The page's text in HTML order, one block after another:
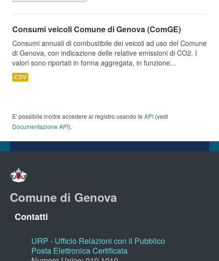
Consumi veicoli Comune di Genova (ComGE)
Consumi annuali di combustibile dei veicoli ad uso del Comune
di Genova, con indicazione delle relative emissioni di CO2. I
valori sono riportati in forma aggregata, in funzione...
CSV
E' possibile inoltre accedere al registro usando le API (vedi
Documentazione API).
Comune di Genova
Contatti
URP - Ufficio Relazioni con il Pubblico
Posta Elettronica Certificata